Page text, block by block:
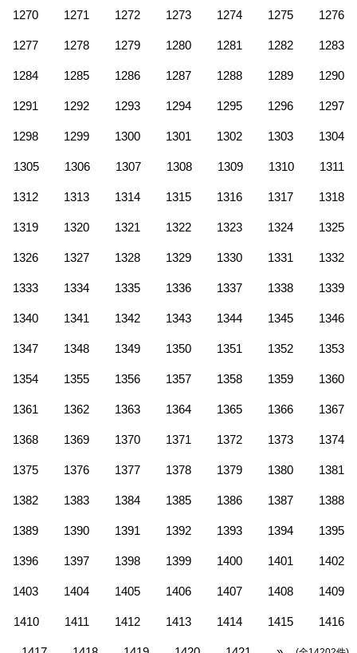
1270 1271 1272 1273 1274 1275 1276
1277 1278 1279 1280 1281 1282 1283
1284 1285 1286 1287 1288 1289 1290
1291 1292 1293 1294 1295 1296 1297
1298 1299 1300 1301 1302 1303 1304
1305 1306 1307 1308 1309 1310 1311
1312 1313 1314 1315 1316 1317 1318
1319 1320 1321 1322 1323 1324 1325
1326 1327 1328 1329 1330 1331 1332
1333 1334 1335 1336 1337 1338 1339
1340 1341 1342 1343 1344 1345 1346
1347 1348 1349 1350 1351 1352 1353
1354 1355 1356 1357 1358 1359 1360
1361 1362 1363 1364 1365 1366 1367
1368 1369 1370 1371 1372 1373 1374
1375 1376 1377 1378 1379 1380 1381
1382 1383 1384 1385 1386 1387 1388
1389 1390 1391 1392 1393 1394 1395
1396 1397 1398 1399 1400 1401 1402
1403 1404 1405 1406 1407 1408 1409
1410 1411 1412 1413 1414 1415 1416